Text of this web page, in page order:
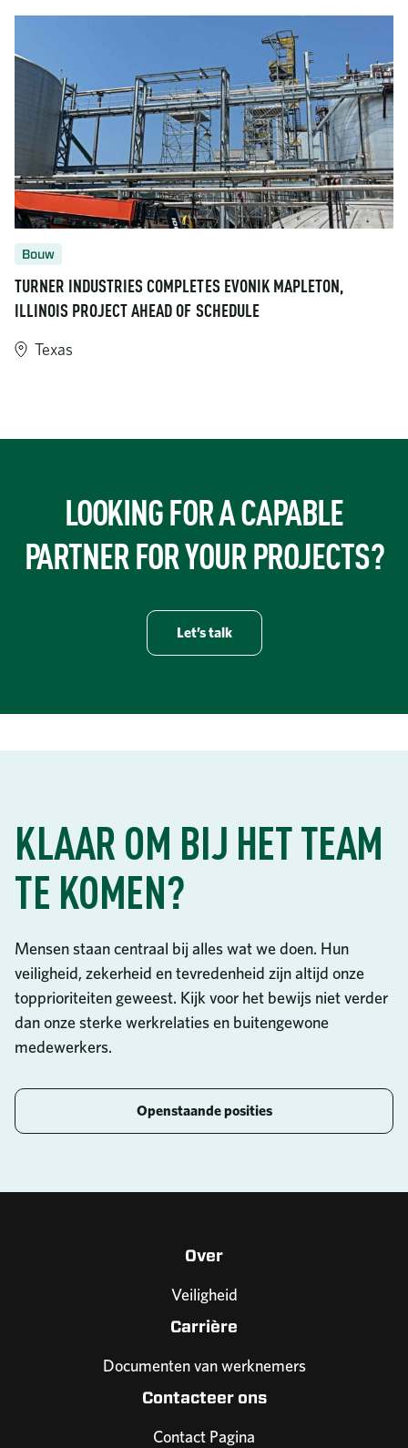
Bouw
TURNER INDUSTRIES COMPLETES EVONIK MAPLETON,
ILLINOIS PROJECT AHEAD OF SCHEDULE
Texas
LOOKING FOR A CAPABLE
PARTNER FOR YOUR PROJECTS?
Let’s talk
KLAAR OM BIJ HET TEAM
TE KOMEN?
Mensen staan centraal bij alles wat we doen. Hun
veiligheid, zekerheid en tevredenheid zijn altijd onze
topprioriteiten geweest. Kijk voor het bewijs niet verder
dan onze sterke werkrelaties en buitengewone
medewerkers.
Openstaande posities
Over
Veiligheid
Carrière
Documenten van werknemers
Contacteer ons
Contact Pagina